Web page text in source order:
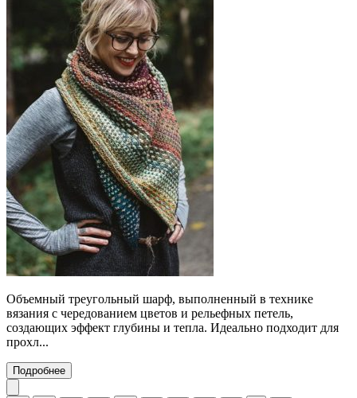
Объемный треугольный шарф, выполненный в технике
вязания с чередованием цветов и рельефных петель,
создающих эффект глубины и тепла. Идеально подходит для
прохл...
Подробнее